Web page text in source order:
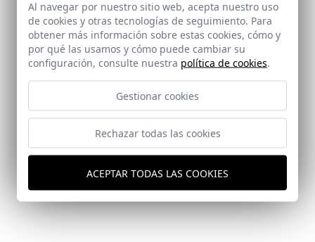
Ref: 1704_25
Al navegar por nuestro sitio web, acepta nuestro uso
de cookies y otras tecnologías de seguimiento. Para
obtener más información sobre estas cookies, cómo y
por qué las usamos y cómo puede cambiar su
configuración, consulte nuestra política de cookies.
Gestionar cookies
Rechazar todas las cookies
ACEPTAR TODAS LAS COOKIES